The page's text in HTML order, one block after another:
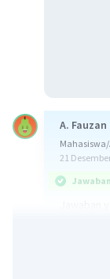
A. Fauzan
21
Cara